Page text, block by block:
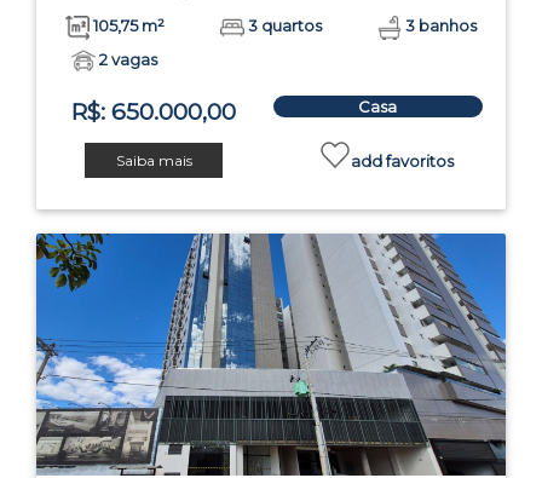
105,75 m² 3 quartos
3 banhos
2 vagas
R$: 650.000,00 Casa
Saiba mais add favoritos